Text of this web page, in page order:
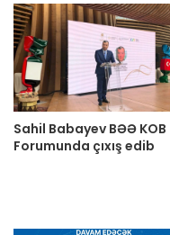
Sahil Babayev BƏƏ KOB
Forumunda çıxış edib